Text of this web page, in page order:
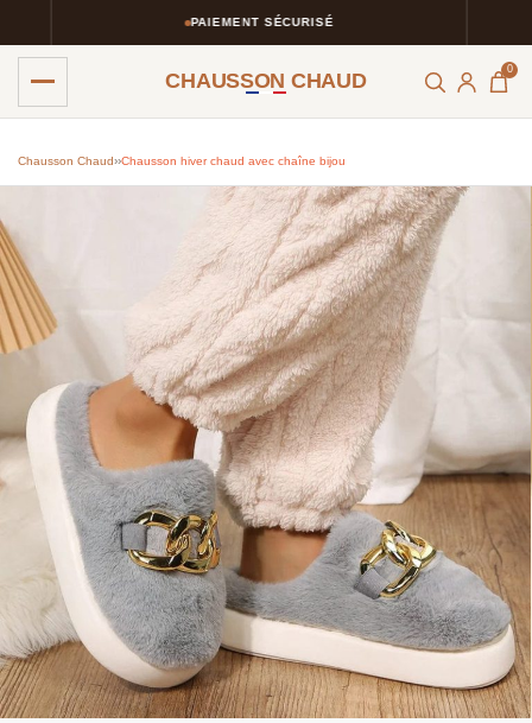
PAIEMENT SÉCURISÉ
CHAUSSON CHAUD 0
Chausson Chaud››Chausson hiver chaud avec chaîne bijou